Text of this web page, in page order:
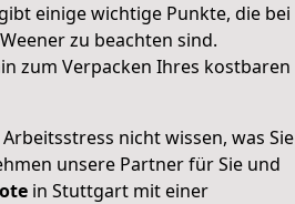
einige wichtige Punkte, die bei
zu beachten sind.
zum Verpacken Ihres kostbaren
nicht wissen, was Sie
unsere Partner für Sie und
in Stuttgart mit einer